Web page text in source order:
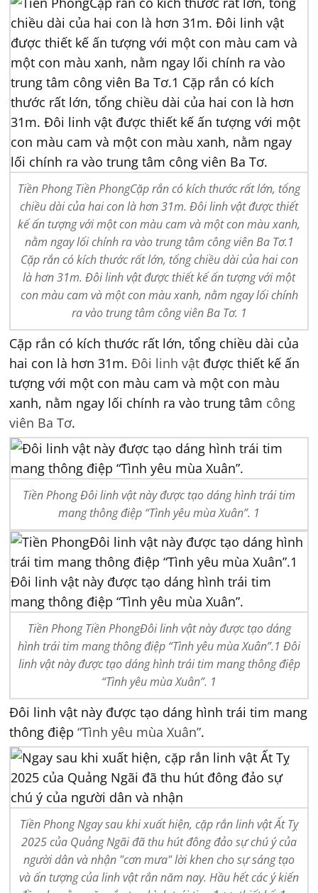
Tiền Phong Tiền PhongCặp rắn có kích thước rất lớn, tổng
chiều dài của hai con là hơn 31m. Đôi linh vật được thiết
kế ấn tượng với một con màu cam và một con màu xanh,
nằm ngay lối chính ra vào trung tâm công viên Ba Tơ.1
Cặp rắn có kích thước rất lớn, tổng chiều dài của hai con
là hơn 31m. Đôi linh vật được thiết kế ấn tượng với một
con màu cam và một con màu xanh, nằm ngay lối chính
ra vào trung tâm công viên Ba Tơ. 1
Cặp rắn có kích thước rất lớn, tổng chiều dài của
hai con là hơn 31m. Đôi linh vật được thiết kế ấn
tượng với một con màu cam và một con màu
xanh, nằm ngay lối chính ra vào trung tâm công
viên Ba Tơ.
Tiền Phong Đôi linh vật này được tạo dáng hình trái tim
mang thông điệp “Tình yêu mùa Xuân”. 1
Tiền Phong Tiền PhongĐôi linh vật này được tạo dáng
hình trái tim mang thông điệp “Tình yêu mùa Xuân”.1 Đôi
linh vật này được tạo dáng hình trái tim mang thông điệp
“Tình yêu mùa Xuân”. 1
Đôi linh vật này được tạo dáng hình trái tim mang
thông điệp “Tình yêu mùa Xuân”.
Tiền Phong Ngay sau khi xuất hiện, cặp rắn linh vật Ất Tỵ
2025 của Quảng Ngãi đã thu hút đông đảo sự chú ý của
người dân và nhận "cơn mưa" lời khen cho sự sáng tạo
và ấn tượng của linh vật rắn năm nay. Hầu hết các ý kiến